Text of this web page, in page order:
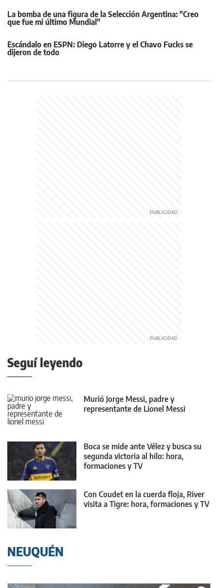
La bomba de una figura de la Selección Argentina: "Creo
que fue mi último Mundial"
Escándalo en ESPN: Diego Latorre y el Chavo Fucks se
dijeron de todo
Seguí leyendo
Murió Jorge Messi, padre y
representante de Lionel Messi
Boca se mide ante Vélez y busca su
segunda victoria al hilo: hora,
formaciones y TV
Con Coudet en la cuerda floja, River
visita a Tigre: hora, formaciones y TV
NEUQUÉN